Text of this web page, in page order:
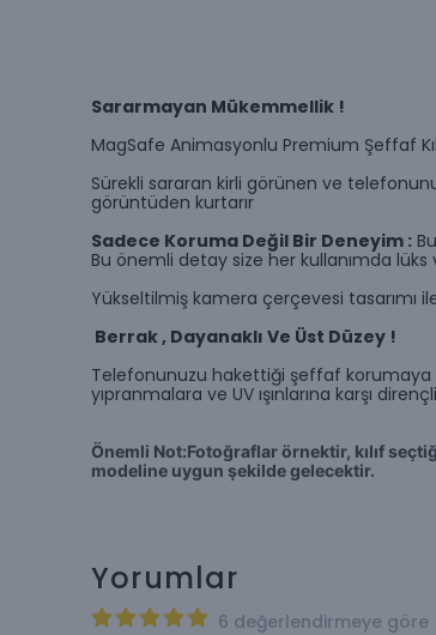
Sararmayan Mükemmellik !
MagSafe Animasyonlu Premium Şeffaf Kılıf
Sürekli sararan kirli görünen ve
görüntüden kurtarır
Sadece Koruma Değil Bir Deneyim :
Bu önemli detay size her kullanımda
Yükseltilmiş kamera çerçevesi tasarımı
Berrak , Dayanaklı Ve Üst Düzey !
Telefonunuzu hakettiği şeffaf korumaya
yıpranmalara ve UV ışınlarına karşı
Önemli Not:Fotoğraflar örnektir, kılıf
modeline uygun şekilde gelecektir.
Yorumlar
6 değerlendirmeye göre